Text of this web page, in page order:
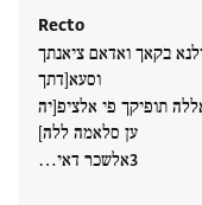
Recto
בקאך ואדאם ציאנתך
וסעא[דתך
תופיקך פי אלציפ[יה
ען סלאמה ללה]
אלשכר דאי…